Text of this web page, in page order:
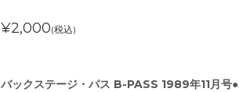
¥2,000(税込)
バックステージ・パス B-PASS 1989年11月号